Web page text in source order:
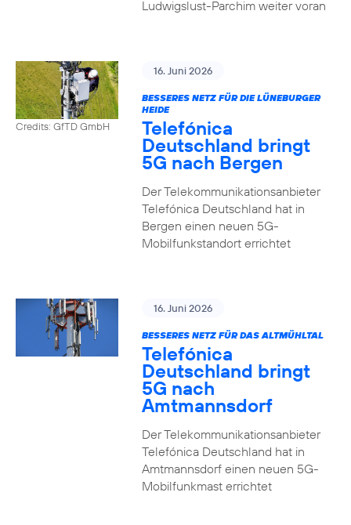
Ludwigslust-Parchim weiter voran
Credits: GfTD GmbH
16. Juni 2026
BESSERES NETZ FÜR DIE LÜNEBURGER
HEIDE
Telefónica
Deutschland bringt
5G nach Bergen
Der Telekommunikationsanbieter
Telefónica Deutschland hat in
Bergen einen neuen 5G-
Mobilfunkstandort errichtet
16. Juni 2026
BESSERES NETZ FÜR DAS ALTMÜHLTAL
Telefónica
Deutschland bringt
5G nach
Amtmannsdorf
Der Telekommunikationsanbieter
Telefónica Deutschland hat in
Amtmannsdorf einen neuen 5G-
Mobilfunkmast errichtet